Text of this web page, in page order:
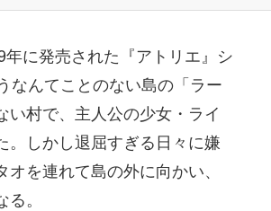
年に発売された『アトリエ』シ
なんてことのない島の「ラー
村で、主人公の少女・ライ
。しかし退屈すぎる日々に嫌
を連れて島の外に向かい、
。